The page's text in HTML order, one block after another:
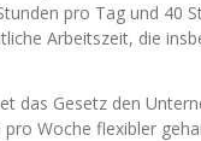
pro Tag und 40
Arbeitszeit, die
das Gesetz den
Woche flexibler